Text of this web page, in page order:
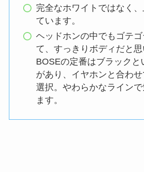
完全なホワイトではなく
ています。
ヘッドホンの中でもゴテゴ
て、すっきりボディだと思
BOSEの定番はブラックと
があり、イヤホンと合わ
選択。やわらかなライン
ます。